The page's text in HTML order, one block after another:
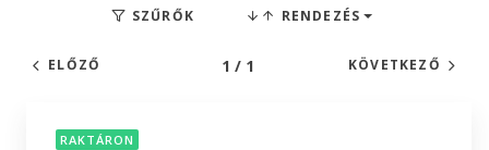
SZŰRŐK RENDEZÉS
ELŐZŐ 1 / 1 KÖVETKEZŐ
RAKTÁRON